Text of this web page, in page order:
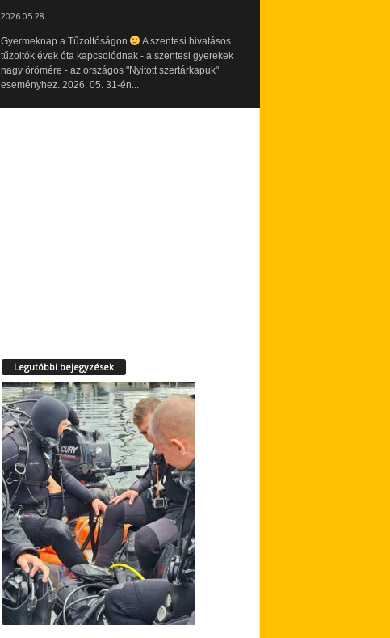
2026.05.28.
Gyermeknap a Tűzoltóságon
A szentesi hivatásos
tűzoltók évek óta kapcsolódnak - a szentesi gyerekek
nagy örömére - az országos "Nyitott szertárkapuk"
eseményhez. 2026. 05. 31-én...
Legutóbbi bejegyzések